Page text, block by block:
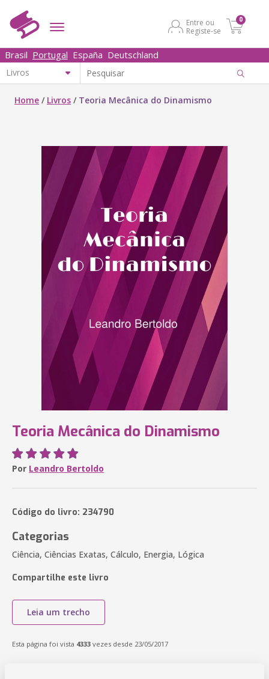
Entre ou
Registe-se
0
Brasil Portugal España Deutschland
Home / Livros / Teoria Mecânica do Dinamismo
Teoria Mecânica do Dinamismo
Por Leandro Bertoldo
Código do livro: 234790
Categorias
Ciência, Ciências Exatas, Cálculo, Energia, Lógica
Compartilhe este livro
Leia um trecho
Esta página foi vista 4333 vezes desde 23/05/2017